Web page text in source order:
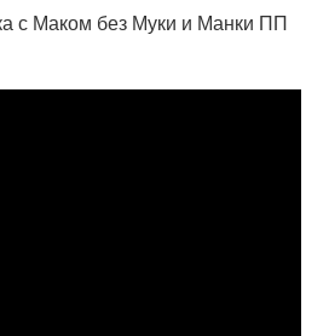
с Маком без Муки и Манки ПП